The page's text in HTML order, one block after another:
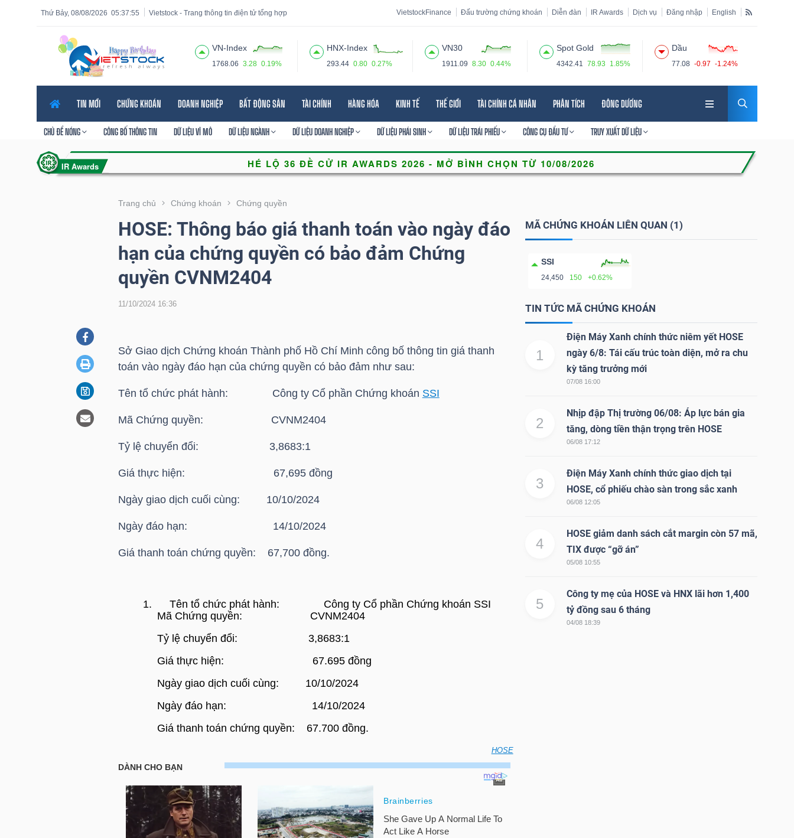
05:37:57
Thứ Bảy, 08/08/2026 Vietstock - Trang thông tin điện tử tổng hợp VietstockFinance Đấu trường chứng khoán Diễn đàn IR Awards Dịch vụ Đăng nhập English
VN-Index
1768.06 3.28 0.19%
HNX-Index
293.44 0.80 0.27%
VN30
1911.09 8.30 0.44%
Spot Gold
4342.41 78.93 1.85%
Dầu
77.08 -0.97 -1.24%
TIN MỚI CHỨNG KHOÁN DOANH NGHIỆP BẤT ĐỘNG SẢN TÀI CHÍNH HÀNG HÓA KINH TẾ THẾ GIỚI TÀI CHÍNH CÁ NHÂN PHÂN TÍCH ĐÔNG DƯƠNG
CHỦ ĐỀ NÓNG CÔNG BỐ THÔNG TIN DỮ LIỆU VĨ MÔ DỮ LIỆU NGÀNH DỮ LIỆU DOANH NGHIỆP DỮ LIỆU PHÁI SINH DỮ LIỆU TRÁI PHIẾU CÔNG CỤ ĐẦU TƯ TRUY XUẤT DỮ LIỆU
Trang chủ Chứng khoán Chứng quyền
HOSE: Thông báo giá thanh toán vào ngày đáo
hạn của chứng quyền có bảo đảm Chứng
quyền CVNM2404
11/10/2024 16:36
Sở Giao dịch Chứng khoán Thành phố Hồ Chí Minh công bố thông tin giá thanh
toán vào ngày đáo hạn của chứng quyền có bảo đảm như sau:
Tên tổ chức phát hành: Công ty Cổ phần Chứng khoán SSI
Mã Chứng quyền: CVNM2404
Tỷ lệ chuyển đổi: 3,8683:1
Giá thực hiện: 67,695 đồng
Ngày giao dịch cuối cùng: 10/10/2024
Ngày đáo hạn: 14/10/2024
Giá thanh toán chứng quyền: 67,700 đồng.
1. Tên tổ chức phát hành:
Công ty Cổ phần Chứng khoán SSI
Mã Chứng quyền:
CVNM2404
Tỷ lệ chuyển đổi:
3,8683:1
Giá thực hiện:
67.695đồng
Ngày giao dịch cuối cùng:
10/10/2024
Ngày đáo hạn:
14/10/2024
Giá thanh toán chứng quyền:
67.700 đồng.
HOSE
HOSE: Thông báo giá thanh toán vào ngày đáo hạn của chứng quyền có bảo đảm
MÃ CHỨNG KHOÁN LIÊN QUAN (1)
SSI
24,450 150 +0.62%
TIN TỨC MÃ CHỨNG KHOÁN
1
Điện Máy Xanh chính thức niêm yết HOSE
ngày 6/8: Tái cấu trúc toàn diện, mở ra chu
kỳ tăng trưởng mới
07/08 16:00
2
Nhịp đập Thị trường 06/08: Áp lực bán gia
tăng, dòng tiền thận trọng trên HOSE
06/08 17:12
3
Điện Máy Xanh chính thức giao dịch tại
HOSE, cổ phiếu chào sàn trong sắc xanh
06/08 12:05
4
HOSE giảm danh sách cắt margin còn 57 mã,
TIX được “gỡ án”
05/08 10:55
5
Công ty mẹ của HOSE và HNX lãi hơn 1,400
tỷ đồng sau 6 tháng
04/08 18:39
Tính năng
năng
VIETSTOCK